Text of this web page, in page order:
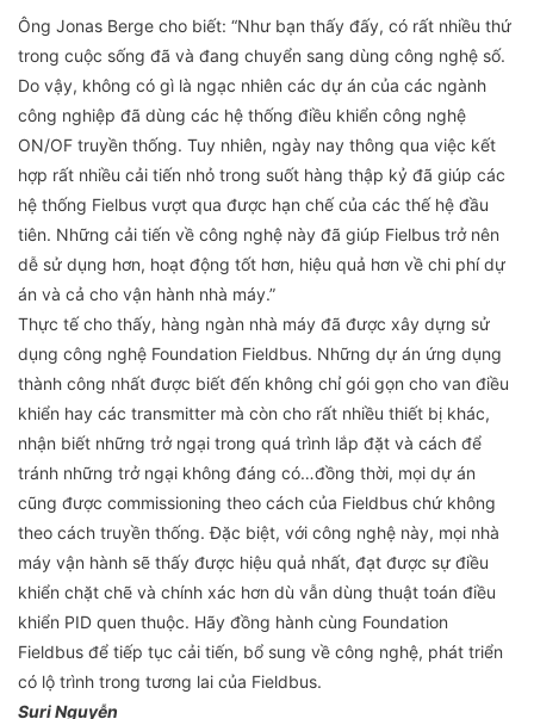
Ông Jonas Berge cho biết: “Như bạn thấy đấy, có rất nhiều thứ
trong cuộc sống đã và đang chuyển sang dùng công nghệ số.
Do vậy, không có gì là ngạc nhiên các dự án của các ngành
công nghiệp đã dùng các hệ thống điều khiển công nghệ
ON/OF truyền thống. Tuy nhiên, ngày nay thông qua việc kết
hợp rất nhiều cải tiến nhỏ trong suốt hàng thập kỷ đã giúp các
hệ thống Fielbus vượt qua được hạn chế của các thế hệ đầu
tiên. Những cải tiến về công nghệ này đã giúp Fielbus trở nên
dễ sử dụng hơn, hoạt động tốt hơn, hiệu quả hơn về chi phí dự
án và cả cho vận hành nhà máy.”
Thực tế cho thấy, hàng ngàn nhà máy đã được xây dựng sử
dụng công nghệ Foundation Fieldbus. Những dự án ứng dụng
thành công nhất được biết đến không chỉ gói gọn cho van điều
khiển hay các transmitter mà còn cho rất nhiều thiết bị khác,
nhận biết những trở ngại trong quá trình lắp đặt và cách để
tránh những trở ngại không đáng có…đồng thời, mọi dự án
cũng được commissioning theo cách của Fieldbus chứ không
theo cách truyền thống. Đặc biệt, với công nghệ này, mọi nhà
máy vận hành sẽ thấy được hiệu quả nhất, đạt được sự điều
khiển chặt chẽ và chính xác hơn dù vẫn dùng thuật toán điều
khiển PID quen thuộc. Hãy đồng hành cùng Foundation
Fieldbus để tiếp tục cải tiến, bổ sung về công nghệ, phát triển
có lộ trình trong tương lai của Fieldbus.
Suri Nguyễn